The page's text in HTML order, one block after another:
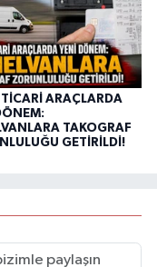
TİCARİ ARAÇLARDA
TAKOGRAF
GETİRİLDİ!